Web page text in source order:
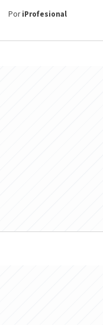
PoriProfesional